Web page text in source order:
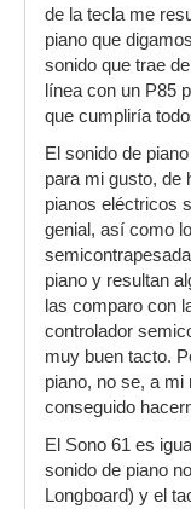
de la tecla me
piano que
sonido que trae
línea con un P85
que cumpliría
El sonido de
para mi gusto, de
pianos eléctricos
genial, así como
piano y resultan
las comparo con
controlador
muy buen tacto.
piano, no se, a
conseguido
El Sono 61 es
sonido de piano
Longboard) y el